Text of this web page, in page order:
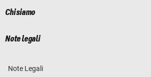
Chi siamo
Note legali
Note Legali